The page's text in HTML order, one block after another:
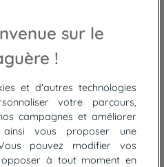
sur le
!
et d'autres technologies
votre parcours,
campagnes et améliorer
vous proposer une
pouvez modifier vos
à tout moment en